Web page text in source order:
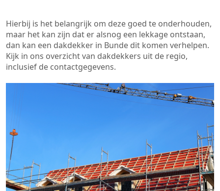
Hierbij is het belangrijk om deze goed te onderhouden,
maar het kan zijn dat er alsnog een lekkage ontstaan,
dan kan een dakdekker in Bunde dit komen verhelpen.
Kijk in ons overzicht van dakdekkers uit de regio,
inclusief de contactgegevens.